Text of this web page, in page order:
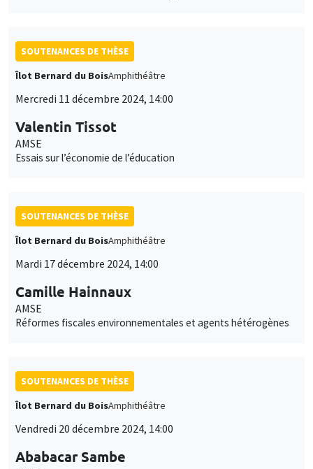
SOUTENANCES DE THÈSE
Îlot Bernard du BoisAmphithéâtre
Mercredi 11 décembre 2024, 14:00
Valentin Tissot
AMSE
Essais sur l’économie de l’éducation
SOUTENANCES DE THÈSE
Îlot Bernard du BoisAmphithéâtre
Mardi 17 décembre 2024, 14:00
Camille Hainnaux
AMSE
Réformes fiscales environnementales et agents hétérogènes
SOUTENANCES DE THÈSE
Îlot Bernard du BoisAmphithéâtre
Vendredi 20 décembre 2024, 14:00
Ababacar Sambe